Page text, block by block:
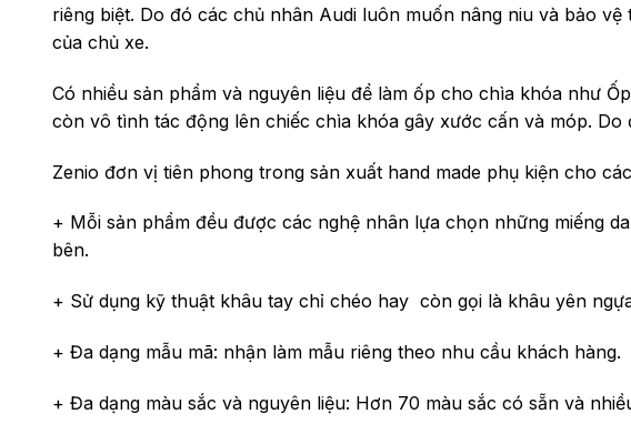
riêng biệt. Do đó các chủ nhân Audi luôn muốn nâng niu và bảo
của chủ xe.
Có nhiều sản phẩm và nguyên liệu để làm ốp cho chìa khóa như
còn vô tình tác động lên chiếc chìa khóa gây xước cấn và móp.
Zenio đơn vị tiên phong trong sản xuất hand made phụ kiện cho
+ Mỗi sản phẩm đều được các nghệ nhân lựa chọn những miếng
bên.
+ Sử dụng kỹ thuật khâu tay chỉ chéo hay còn gọi là khâu yên
+ Đa dạng mẫu mã: nhận làm mẫu riêng theo nhu cầu khách hàng.
+ Đa dạng màu sắc và nguyên liệu: Hơn 70 màu sắc có sẵn và